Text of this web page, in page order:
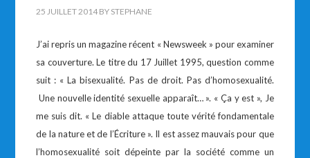
25 JUILLET 2014 BY STEPHANE
J’ai repris un magazine récent « Newsweek » pour examiner
sa couverture. Le titre du 17 Juillet 1995, question comme
suit : « La bisexualité. Pas de droit. Pas d’homosexualité.
Une nouvelle identité sexuelle apparaît… ». « Ça y est », Je
me suis dit. « Le diable attaque toute vérité fondamentale
de la nature et de l’Écriture ». Il est assez mauvais pour que
l’homosexualité soit dépeinte par la société comme un